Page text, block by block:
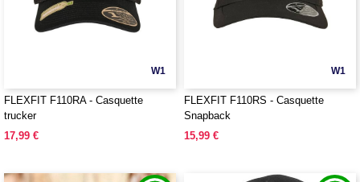
W1
FLEXFIT F110RA - Casquette
trucker
17,99 €
W1
FLEXFIT F110RS - Casquette
Snapback
15,99 €